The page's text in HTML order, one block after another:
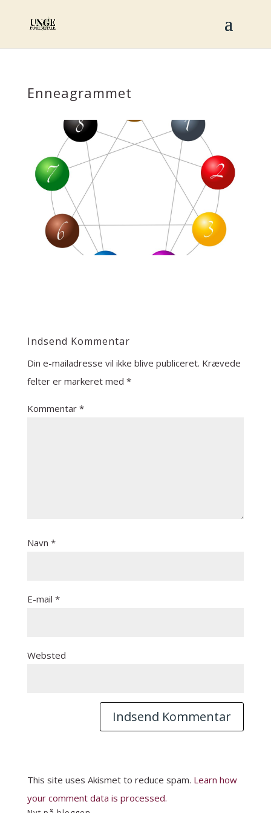
Enneagrammet
Indsend Kommentar
Din e-mailadresse vil ikke blive publiceret. Krævede
felter er markeret med *
Kommentar *
Navn *
E-mail *
Websted
This site uses Akismet to reduce spam. Learn how
your comment data is processed.